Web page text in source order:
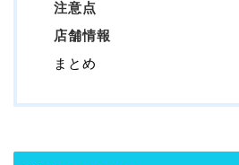
注意点
店舗情報
まとめ